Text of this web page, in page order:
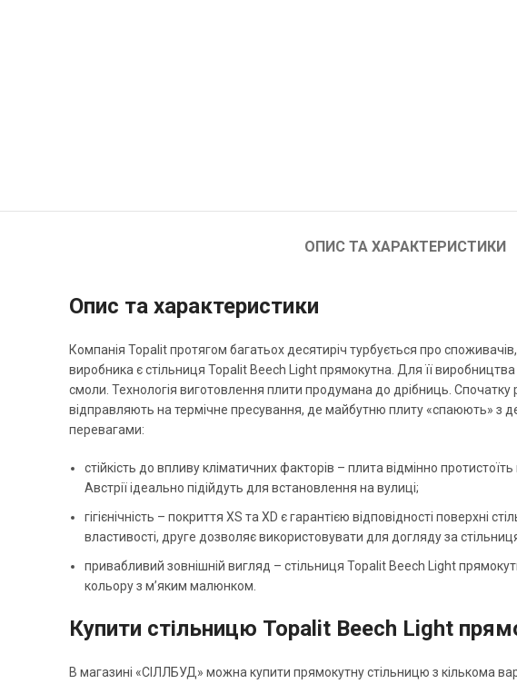
ОПИС ТА ХАРАКТЕРИСТИКИ
Опис та характеристики
Компанія Topalit протягом багатьох десятиріч турбується про
виробника є стільниця Topalit Beech Light прямокутна. Для її
смоли. Технологія виготовлення плити продумана до дрібниць.
відправляють на термічне пресування, де майбутню плиту «спаюють» з
перевагами:
стійкість до впливу кліматичних факторів – плита відмінно
Австрії ідеально підійдуть для встановлення на вулиці;
гігієнічність – покриття XS та XD є гарантією відповідності
властивості, друге дозволяє використовувати для догляду за
привабливий зовнішній вигляд – стільниця Topalit Beech Light
кольору з м’яким малюнком.
Купити стільницю Topalit Beech Light
В магазині «СІЛЛБУД» можна купити прямокутну стільницю з кількома